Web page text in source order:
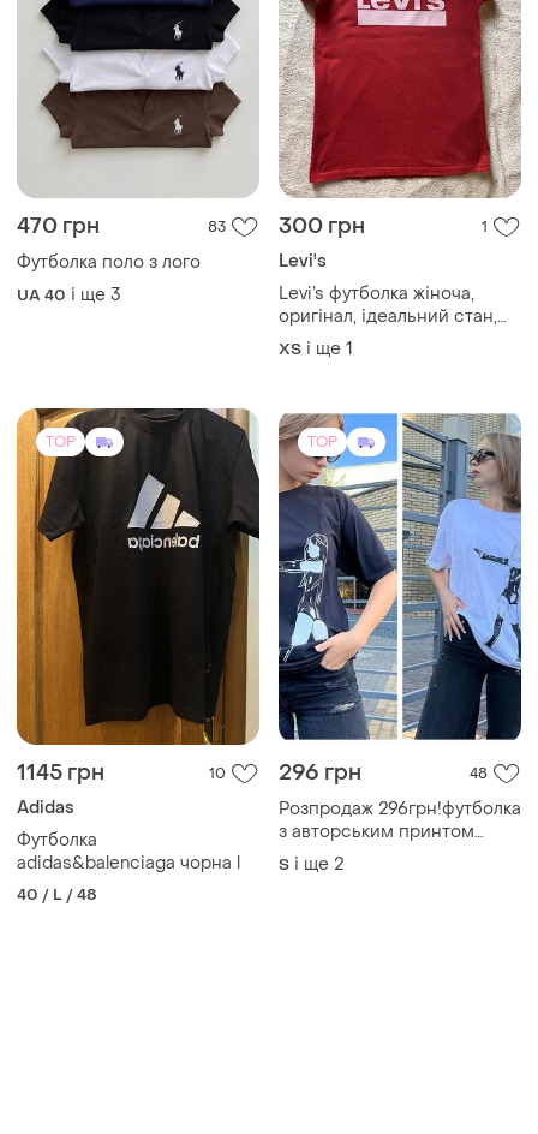
470 грн 83
Футболка поло з лого
UA 40 і ще 3
300 грн 1
Levi's
Levi’s футболка жіноча,
оригінал, ідеальний стан,
розмір xs-s, причина
продажу: футболка стала
ХS і ще 1
TOP
1145 грн 10
Adidas
Футболка
adidas&balenciaga чорна l
40 / L / 48
TOP
296 грн 48
Розпродаж 296грн!футболка
з авторським принтом
100% бавовняного
трикотажу
S і ще 2